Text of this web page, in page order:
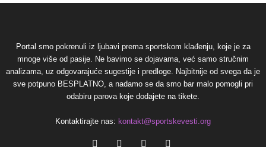
Portal smo pokrenuli iz ljubavi prema sportskom klađenju, koje je za
mnoge više od pasije. Ne bavimo se dojavama, već samo stručnim
analizama, uz odgovarajuće sugestije i predloge. Najbitnije od svega da je
sve potpuno BESPLATNO, a nadamo se da smo bar malo pomogli pri
odabiru parova koje dodajete na tikete.
Kontaktirajte nas: kontakt@sportskevesti.org